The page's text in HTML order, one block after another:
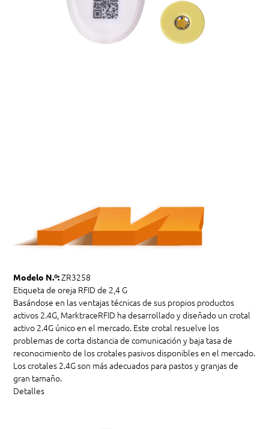
Modelo N.º:ZR3258
Etiqueta de oreja RFID de 2,4 G
Basándose en las ventajas técnicas de sus propios productos
activos 2.4G, MarktraceRFID ha desarrollado y diseñado un crotal
activo 2.4G único en el mercado. Este crotal resuelve los
problemas de corta distancia de comunicación y baja tasa de
reconocimiento de los crotales pasivos disponibles en el mercado.
Los crotales 2.4G son más adecuados para pastos y granjas de
gran tamaño.
Detalles